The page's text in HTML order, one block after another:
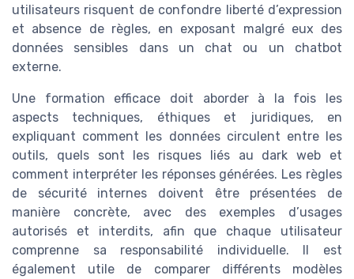
utilisateurs risquent de confondre liberté d’expression
et absence de règles, en exposant malgré eux des
données sensibles dans un chat ou un chatbot
externe.
Une formation efficace doit aborder à la fois les
aspects techniques, éthiques et juridiques, en
expliquant comment les données circulent entre les
outils, quels sont les risques liés au dark web et
comment interpréter les réponses générées. Les règles
de sécurité internes doivent être présentées de
manière concrète, avec des exemples d’usages
autorisés et interdits, afin que chaque utilisateur
comprenne sa responsabilité individuelle. Il est
également utile de comparer différents modèles